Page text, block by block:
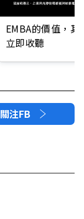
EMBA的價值，
立即收聽
關注FB